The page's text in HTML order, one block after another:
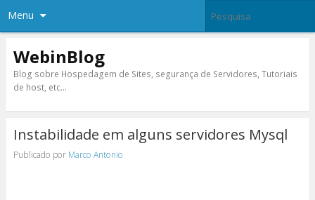
Menu
WebinBlog
Blog sobre Hospedagem de Sites, segurança de Servidores, Tutoriais
de host, etc…
Instabilidade em alguns servidores Mysql
Publicado por Marco Antonio